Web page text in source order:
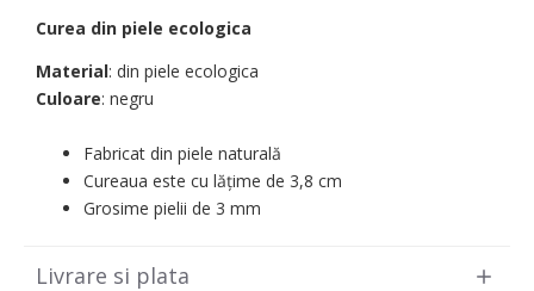
Curea din piele ecologica
Material: din piele ecologica
Culoare: negru
Fabricat din piele naturală
Cureaua este cu lățime de 3,8 cm
Grosime pielii de 3 mm
Livrare si plata